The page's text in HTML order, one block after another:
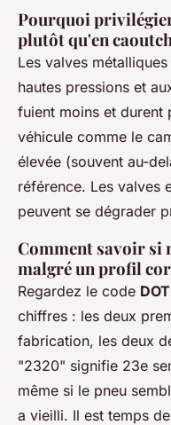
Pourquoi
plutôt qu'en
Les valves
hautes pressions et
fuient moins et durent
véhicule comme le
élevée (souvent au-
référence. Les valves
peuvent se dégrader
Comment savoir si
malgré un profil
Regardez le code DOT
chiffres : les deux
fabrication, les deux
"2320" signifie 23e
même si le pneu
a vieilli. Il est temps